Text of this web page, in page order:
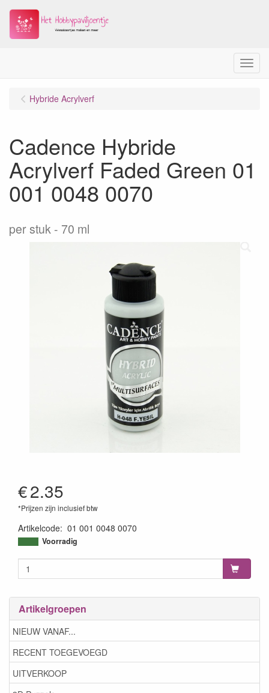
Menu
Artikelgroepen
NIEUW VANAF...
RECENT TOEGEVOEGD
UITVERKOOP
Hybride Acrylverf
Cadence Hybride
Acrylverf Faded Green 01
001 0048 0070
per stuk 70 ml
€2.35
*Prijzen zijn inclusief btw
Artikelcode: 01 001 0048 0070
8699036751493
Voorradig